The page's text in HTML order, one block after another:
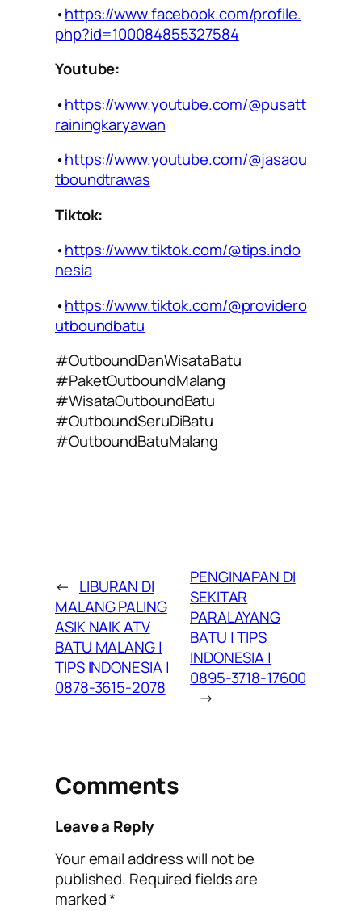
•https://www.facebook.com/profile.
php?id=100084855327584
Youtube:
•https://www.youtube.com/@pusatt
rainingkaryawan
•https://www.youtube.com/@jasaou
tboundtrawas
Tiktok:
•https://www.tiktok.com/@tips.indo
nesia
•https://www.tiktok.com/@providero
utboundbatu
#OutboundDanWisataBatu
#PaketOutboundMalang
#WisataOutboundBatu
#OutboundSeruDiBatu
#OutboundBatuMalang
← LIBURAN DI
MALANG PALING
ASIK NAIK ATV
BATU MALANG |
TIPS INDONESIA |
0878-3615-2078
PENGINAPAN DI
SEKITAR
PARALAYANG
BATU | TIPS
INDONESIA |
0895-3718-17600
→
Comments
Leave a Reply
Your email address will not be
published. Required fields are
marked*